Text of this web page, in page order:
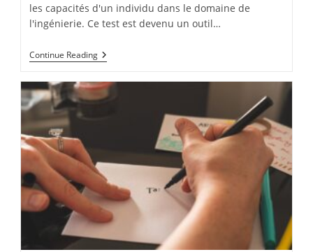
les capacités d'un individu dans le domaine de
l'ingénierie. Ce test est devenu un outil…
Continue ReadingEngineering
Aptitude